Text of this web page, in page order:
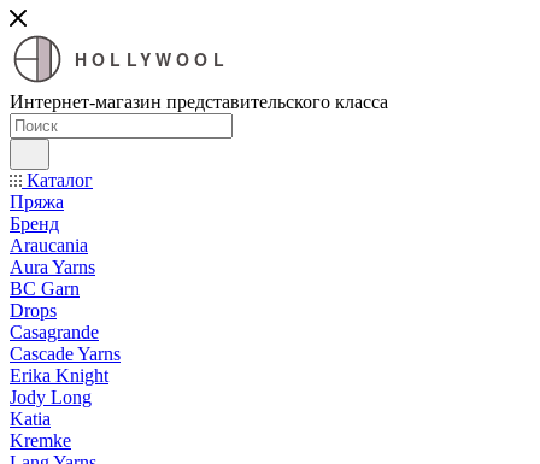
HOLLYWOOL
Интернет-магазин представительского класса
Каталог
Пряжа
Бренд
Araucania
Aura Yarns
BC Garn
Drops
Casagrande
Cascade Yarns
Erika Knight
Jody Long
Katia
Kremke